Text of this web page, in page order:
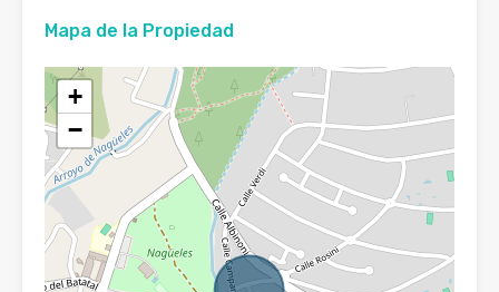
Mapa de la Propiedad
+
−